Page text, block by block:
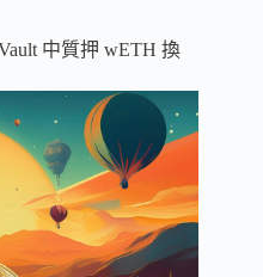
中質押 wETH 換